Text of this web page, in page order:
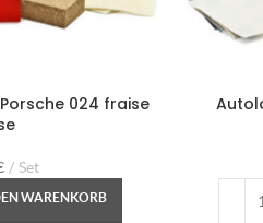
024 fraise
Set
WARENKORB